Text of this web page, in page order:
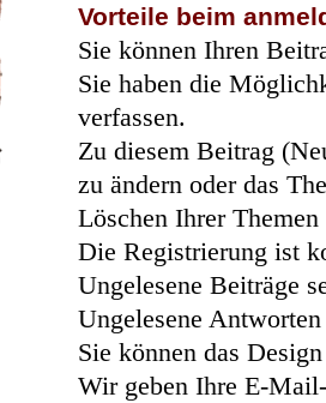
Vorteile beim
Sie können Ihren
Sie haben die
verfassen.
Zu diesem Beitrag
zu ändern oder das
Löschen Ihrer
Die Registrierung ist
Ungelesene Beiträge
Ungelesene
Sie können das
Wir geben Ihre E-